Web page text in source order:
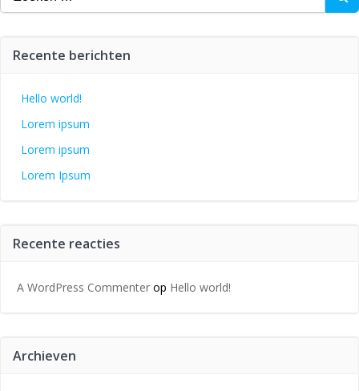
naar:
Recente berichten
Hello world!
Lorem ipsum
Lorem ipsum
Lorem Ipsum
Recente reacties
A WordPress Commenter op Hello world!
Archieven